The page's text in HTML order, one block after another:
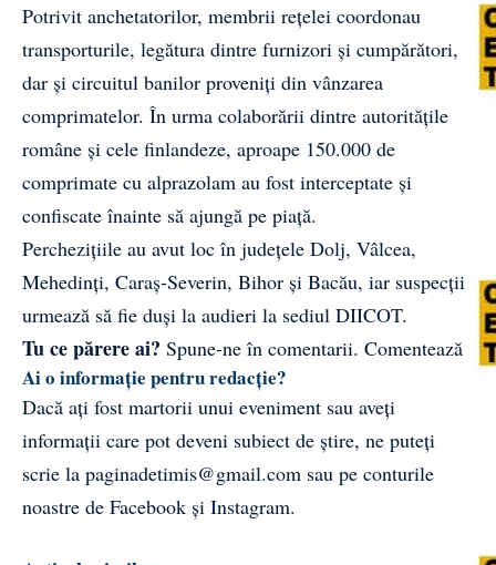
Potrivit anchetatorilor, membrii rețelei coordonau
transporturile, legătura dintre furnizori și cumpărători,
dar și circuitul banilor proveniți din vânzarea
comprimatelor. În urma colaborării dintre autoritățile
române și cele finlandeze, aproape 150.000 de
comprimate cu alprazolam au fost interceptate și
confiscate înainte să ajungă pe piață.
Perchezițiile au avut loc în județele Dolj, Vâlcea,
Mehedinți, Caraș-Severin, Bihor și Bacău, iar suspecții
urmează să fie duși la audieri la sediul DIICOT.
Tu ce părere ai? Spune-ne în comentarii. Comentează
Ai o informație pentru redacție?
Dacă ați fost martorii unui eveniment sau aveți
informații care pot deveni subiect de știre, ne puteți
scrie la paginadetimis@gmail.com sau pe conturile
noastre de Facebook și Instagram.